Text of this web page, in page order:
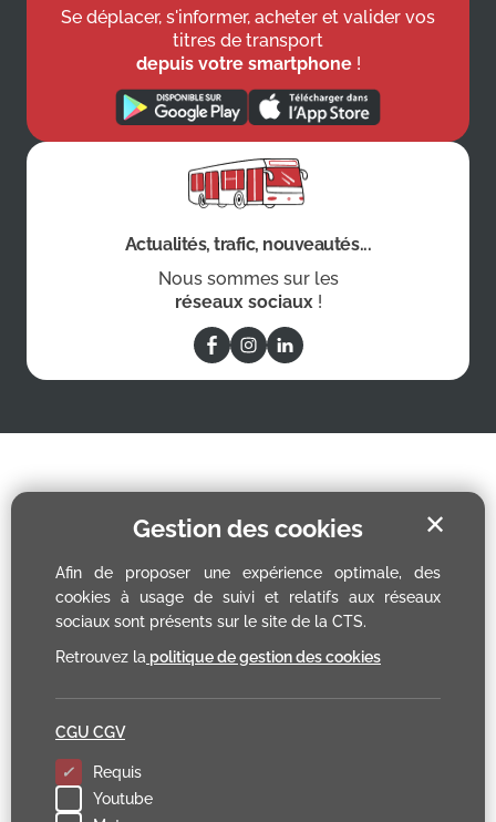
Gestion des cookies
Afin de proposer une expérience optimale, des
cookies à usage de suivi et relatifs aux réseaux
sociaux sont présents sur le site de la CTS.
Retrouvez la politique de gestion des cookies
Requis
Youtube
✕
CGU CGV
Se déplacer, s'informer, acheter et valider vos
titres de transport
depuis votre smartphone !
Actualités, trafic, nouveautés...
Nous sommes sur les
réseaux sociaux !